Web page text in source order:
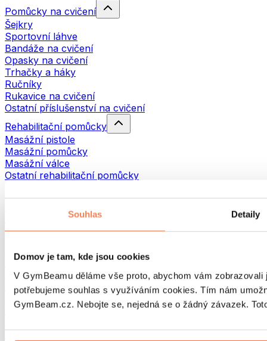
Souhlas Detaily
Domov je tam, kde jsou cookies
V GymBeamu děláme vše proto, abychom vám
potřebujeme souhlas s využíváním cookies. Tím nám
GymBeam.cz. Nebojte se, nejedná se o žádný závazek.
Pomůcky na cvičení
Šejkry
Sportovní láhve
Bandáže na cvičení
Opasky na cvičení
Trhačky a háky
Ručníky
Rukavice na cvičení
Ostatní příslušenství na cvičení
Rehabilitační pomůcky
Masážní pistole
Masážní pomůcky
Masážní válce
Ostatní rehabilitační pomůcky
Batohy
Běh
Bojové sporty
Cyklistika
Jóga a pilates
Otužování
Turistika